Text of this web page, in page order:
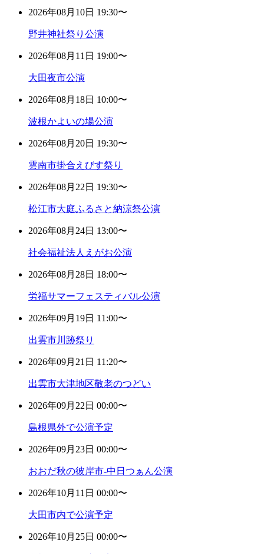
2026年08月10日 19:30〜
野井神社祭り公演
2026年08月11日 19:00〜
大田夜市公演
2026年08月18日 10:00〜
波根かよいの場公演
2026年08月20日 19:30〜
雲南市掛合えびす祭り
2026年08月22日 19:30〜
松江市大庭ふるさと納涼祭公演
2026年08月24日 13:00〜
社会福祉法人えがお公演
2026年08月28日 18:00〜
労福サマーフェスティバル公演
2026年09月19日 11:00〜
出雲市川跡祭り
2026年09月21日 11:20〜
出雲市大津地区敬老のつどい
2026年09月22日 00:00〜
島根県外で公演予定
2026年09月23日 00:00〜
おおだ秋の彼岸市-中日つぁん公演
2026年10月11日 00:00〜
大田市内で公演予定
2026年10月25日 00:00〜